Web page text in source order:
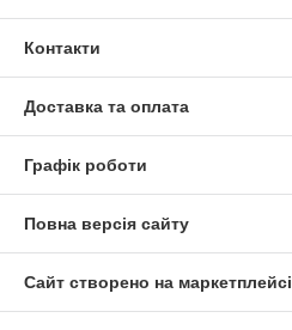
Контакти
Доставка та оплата
Графік роботи
Повна версія сайту
Сайт створено на маркетплейсі